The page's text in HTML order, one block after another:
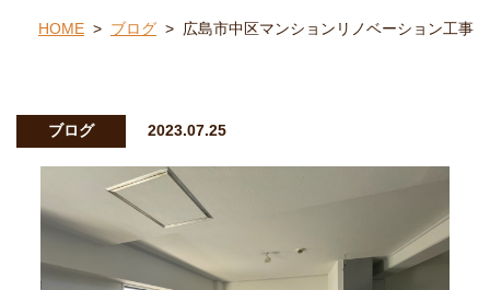
HOME > ブログ > 広島市中区マンションリノベーション工事
ブログ 2023.07.25